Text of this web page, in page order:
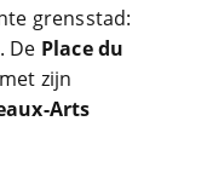
grensstad:
De Place du
zijn
Arts